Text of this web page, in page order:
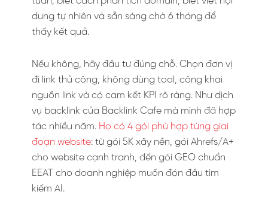
dung tự nhiên và sẵn sàng chờ 6 tháng để
thấy kết quả.
Nếu không, hãy đầu tư đúng chỗ. Chọn đơn vị
đi link thủ công, không dùng tool, công khai
nguồn link và có cam kết KPI rõ ràng. Như dịch
vụ backlink của Backlink Cafe mà mình đã hợp
tác nhiều năm. Họ có 4 gói phù hợp từng giai
đoạn website: từ gói 5K xây nền, gói Ahrefs/A+
cho website cạnh tranh, đến gói GEO chuẩn
EEAT cho doanh nghiệp muốn đón đầu tìm
kiếm AI.